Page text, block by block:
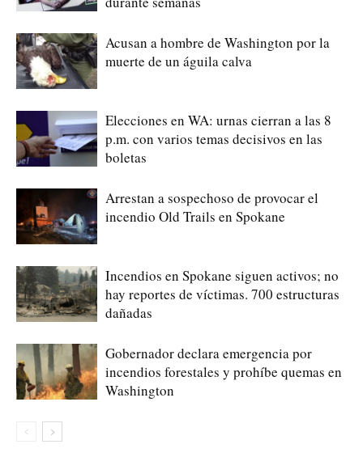
Acusan a hombre de Washington por la
muerte de un águila calva
Elecciones en WA: urnas cierran a las 8
p.m. con varios temas decisivos en las
boletas
Arrestan a sospechoso de provocar el
incendio Old Trails en Spokane
Incendios en Spokane siguen activos; no
hay reportes de víctimas. 700 estructuras
dañadas
Gobernador declara emergencia por
incendios forestales y prohíbe quemas en
Washington